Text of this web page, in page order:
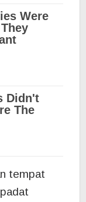
tempat